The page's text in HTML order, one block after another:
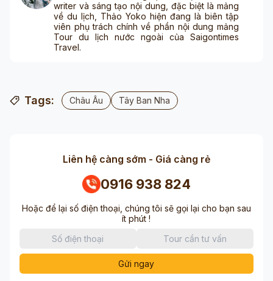
writer và sáng tạo nội dung, đặc biệt là mảng
về du lịch, Thảo Yoko hiện đang là biên tập
viên phụ trách chính về phần nội dung mảng
Tour du lịch nước ngoài của Saigontimes
Travel.
Tags: Châu Âu Tây Ban Nha
Liên hệ càng sớm - Giá càng rẻ
0916 938 824
Hoặc để lại số điện thoại, chúng tôi sẽ gọi lại cho bạn sau
ít phút !
Gửi ngay